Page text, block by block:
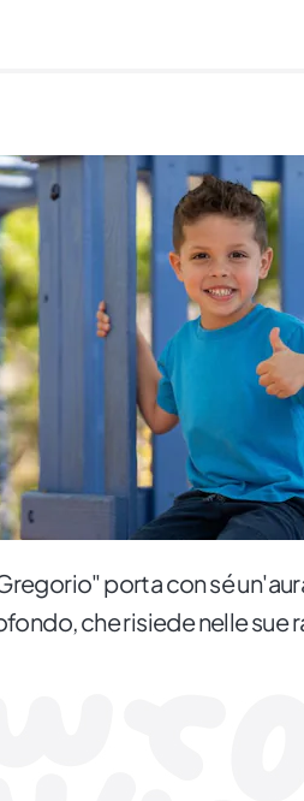
porta con sé
che risiede nelle sue